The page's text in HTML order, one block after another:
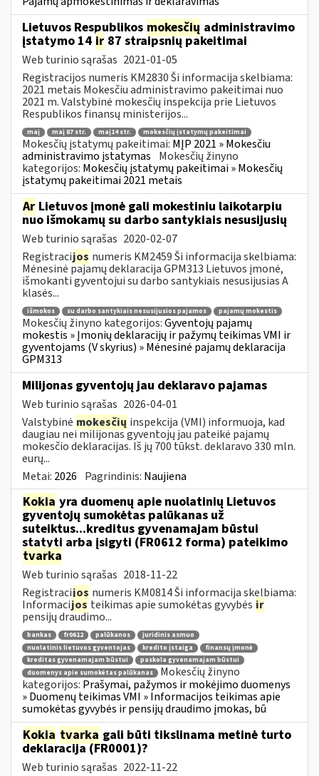
Lietuvos Respublikos mokesčių administravimo
įstatymo 14 ir 87 straipsnių pakeitimai
Web turinio sąrašas 2021-01-05
Registracijos numeris KM2830 Ši informacija skelbiama:
2021 metais Mokesčiu administravimo pakeitimai nuo
2021 m. Valstybinė mokesčių inspekcija prie Lietuvos
Respublikos finansų ministerijos...
maį maį 87 str. maį14 str. mokesčių įstatymų pakeitimai
Mokesčių įstatymų pakeitimai: MĮP 2021 » Mokesčiu
administravimo įstatymas Mokesčių žinyno
kategorijos: Mokesčių įstatymų pakeitimai » Mokesčių
įstatymų pakeitimai 2021 metais
Ar Lietuvos įmonė gali mokestiniu laikotarpiu
nuo išmokamų su darbo santykiais nesusijusių
Web turinio sąrašas 2020-02-07
Registracijos numeris KM2459 Ši informacija skelbiama:
Mėnesinė pajamų deklaracija GPM313 Lietuvos įmonė,
išmokanti gyventojui su darbo santykiais nesusijusias A
klasės...
išmokos su darbo santykiais nesusijusios pajamos pajamų mokestis
Mokesčių žinyno kategorijos:Gyventojų pajamų
mokestis » Įmonių deklaracijų ir pažymų teikimas VMI ir
gyventojams (V skyrius) » Mėnesinė pajamų deklaracija
GPM313
Milijonas gyventojų jau deklaravo pajamas
Web turinio sąrašas 2026-04-01
Valstybinė mokesčių inspekcija (VMI) informuoja, kad
daugiau nei milijonas gyventojų jau pateikė pajamų
mokesčio deklaracijas. Iš jų 700 tūkst. deklaravo 330 mln.
eurų...
Metai: 2026 Pagrindinis: Naujiena
Kokia yra duomenų apie nuolatinių Lietuvos
gyventojų sumokėtas palūkanas už
suteiktus...kreditus gyvenamajam būstui
statyti arba įsigyti (FR0612 forma) pateikimo
tvarka
Web turinio sąrašas 2018-11-22
Registracijos numeris KM0814 Ši informacija skelbiama:
Informacijosteikimas apie sumokėtas gyvybės ir
pensijų draudimo...
bankas fr0612 palūkanos
juridinis asmuo
nuolatinis lietuvos gyventojas
kredito įstaiga
finansų įmonė
kreditas gyvenamajam būstui
paskola gyvenamajam būstui
duomenys apie sumokėtas palūkanas
Mokesčių žinyno
kategorijos: Prašymai, pažymos ir mokėjimo duomenys
» Duomenų teikimas VMI » Informacijos teikimas apie
sumokėtas gyvybės ir pensijų draudimo įmokas, bū
Kokia tvarka gali būti tikslinama metinė turto
deklaracija (FR0001)?
Web turinio sąrašas 2022-11-22